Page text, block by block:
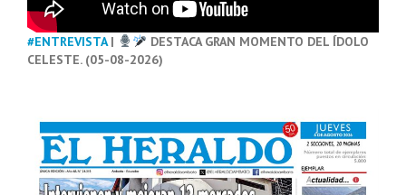
#ENTREVISTA|
DESTACA GRAN MOMENTO DEL ÍDOLO
CELESTE. (05-08-2026)